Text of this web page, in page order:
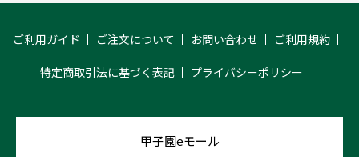
ご利用ガイド ご注文について お問い合わせ ご利用規約
特定商取引法に基づく表記 プライバシーポリシー
甲子園eモール